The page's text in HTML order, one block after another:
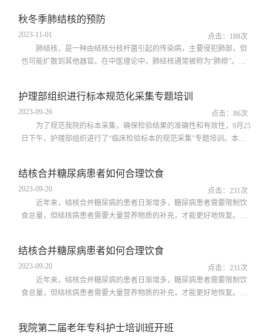
理、护理制度、护理常规、护理管理等方面，根据不同层级组题内容难
易程度不同，重点考察不同层级护士解决患者问题的能力。考试过程
中，监考老师严肃考风考纪，参考护...
秋冬季肺结核的预防
2023-11-01 点击： 188次
肺结核，是一种由结核分枝杆菌引起的传染病，主要侵犯肺部，但
也可能扩散到其他器官。在中医理论中，肺结核通常被称为“肺痨”。中
核。中医认为：“秋气通于肺”。意为秋令季节与肺气相应，秋季预防，
应以“养肺”为先。而西医认为：秋季是夏季与冬季之间的过渡性季节，
常言道：“一层秋雨一层凉...
​护理部组织进行标本规范化采集专题培训
2023-09-26 点击： 86次
为了规范我院的标本采集，确保检验结果的准确性和有效性，9月25
日下午，护理部组织进行了“临床检验标本的规范采集”专题培训。本次
据，护士作为标本采集的执行者，必须了解各种检验标本的临床意义，
大家要借此次培训机会认真学习，掌握正确的采集方法，在临床中切实
做好标本规范采集工作，以保...
结核合并糖尿病患者如何合理饮食
2023-09-20 点击： 231次
近年来，结核合并糖尿病的患者日渐增多，糖尿病患者需要限制饮
食总量，但结核病患者需要大量营养物质的补充，才能更好地恢复。那
合糖尿病患者的饮食护理》。刘护士长首先带大家了解了肺结核与糖尿
病的发病机制、临床表现。随后，她就结核合并糖尿病患者的饮食要
求、饮食原则、低血糖的应急处理...
结核合并糖尿病患者如何合理饮食
2023-09-20 点击： 231次
近年来，结核合并糖尿病的患者日渐增多，糖尿病患者需要限制饮
食总量，但结核病患者需要大量营养物质的补充，才能更好地恢复。那
合糖尿病患者的饮食护理》。刘护士长首先带大家了解了肺结核与糖尿
我院第二届老年专科护士培训班开班